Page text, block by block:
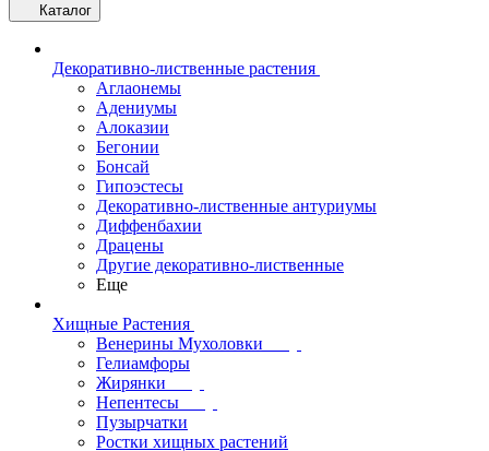
Каталог
Декоративно-лиственные растения
Аглаонемы
Адениумы
Алоказии
Бегонии
Бонсай
Гипоэстесы
Декоративно-лиственные антуриумы
Диффенбахии
Драцены
Другие декоративно-лиственные
Еще
Хищные Растения
Венерины Мухоловки
Гелиамфоры
Жирянки
Непентесы
Пузырчатки
Ростки хищных растений